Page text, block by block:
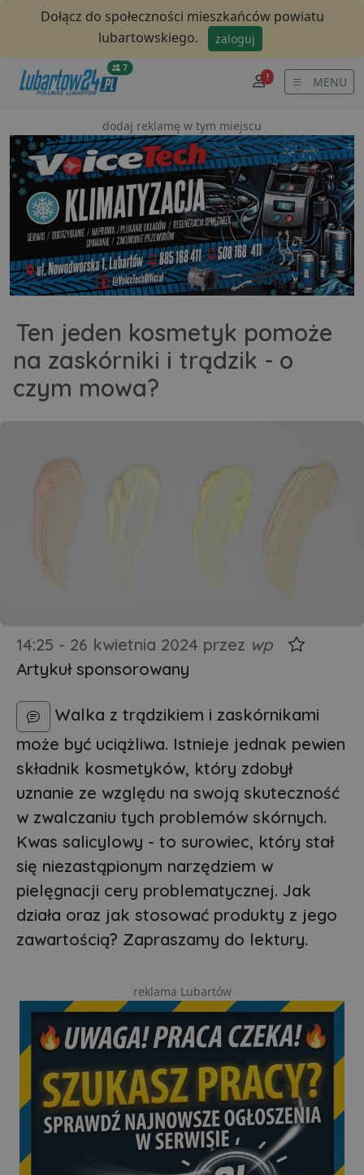
Dołącz do społeczności mieszkańców powiatu
lubartowskiego.
zaloguj
7
! MENU
dodaj reklamę w tym miejscu
Ten jeden kosmetyk pomoże
na zaskórniki i trądzik - o
czym mowa?
14:25 - 26 kwietnia 2024 przez wp
Artykuł sponsorowany
Walka z trądzikiem i zaskórnikami
może być uciążliwa. Istnieje jednak pewien
składnik kosmetyków, który zdobył
uznanie ze względu na swoją skuteczność
w zwalczaniu tych problemów skórnych.
Kwas salicylowy - to surowiec, który stał
się niezastąpionym narzędziem w
pielęgnacji cery problematycznej. Jak
działa oraz jak stosować produkty z jego
zawartością? Zapraszamy do lektury.
reklama Lubartów